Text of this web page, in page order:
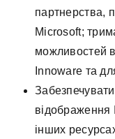
партнерства,
Microsoft;
можливостей
Innoware та
відображення
інших